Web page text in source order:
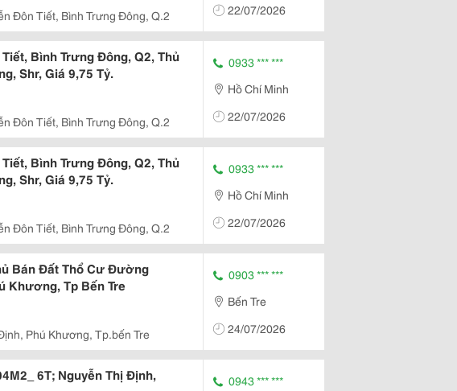
Đôn Tiết, Bình Trưng Đông, Q.2
22/07/2026
Bình Trưng Đông, Q2, Thủ
Shr, Giá 9,75 Tỷ.
Đôn Tiết, Bình Trưng Đông, Q.2
0933 *** ***
Hồ Chí Minh
22/07/2026
Bình Trưng Đông, Q2, Thủ
Shr, Giá 9,75 Tỷ.
Đôn Tiết, Bình Trưng Đông, Q.2
0933 *** ***
Hồ Chí Minh
22/07/2026
Bán Đất Thổ Cư Đường
Khương, Tp Bến Tre
Phú Khương, Tp.bến Tre
0903 *** ***
Bến Tre
24/07/2026
6T; Nguyễn Thị Định,
0943 *** ***